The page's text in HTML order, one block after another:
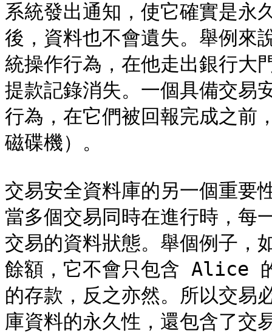
系統發出通知，使它確實是永
後，資料也不會遺失。舉例
統操作行為，在他走出銀行大
提款記錄消失。一個具備交易
行為，在它們被回報完成之前
磁碟機）。
交易安全資料庫的另一個重
當多個交易同時在進行時，每
交易的資料狀態。舉個例子，
餘額，它不會只包含 Alice
的存款，反之亦然。所以交易
庫資料的永久性，還包含了交